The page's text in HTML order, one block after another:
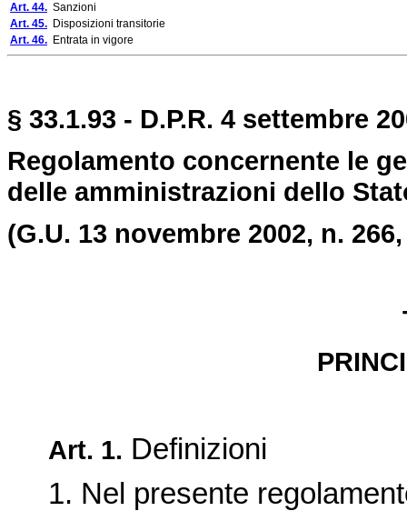
Art. 44. Sanzioni
Art. 45. Disposizioni transitorie
Art. 46. Entrata in vigore
§ 33.1.93 - D.P.R. 4 settembre
Regolamento concernente le
delle amministrazioni dello
(G.U. 13 novembre 2002, n.
Art. 1. Definizioni
1. Nel presente